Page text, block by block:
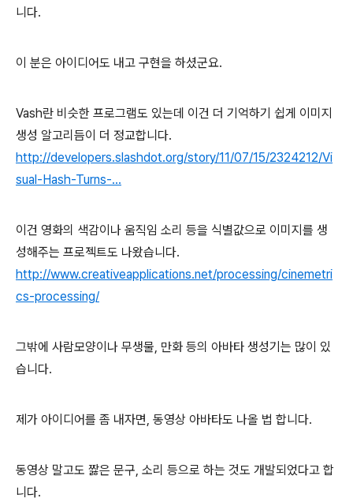
니다.
이 분은 아이디어도 내고 구현을 하셨군요.
Vash란 비슷한 프로그램도 있는데 이건 더 기억하기 쉽게 이미지
생성 알고리듬이 더 정교합니다.
http://developers.slashdot.org/story/11/07/15/2324212/Vi
sual-Hash-Turns-...
이건 영화의 색감이나 움직임 소리 등을 식별값으로 이미지를 생
성해주는 프로젝트도 나왔습니다.
http://www.creativeapplications.net/processing/cinemetri
cs-processing/
그밖에 사람모양이나 무생물, 만화 등의 아바타 생성기는 많이 있
습니다.
제가 아이디어를 좀 내자면, 동영상 아바타도 나올 법 합니다.
동영상 말고도 짫은 문구, 소리 등으로 하는 것도 개발되었다고 합
니다.